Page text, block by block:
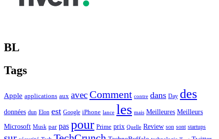
BL
Tags
Apple applications aux avec Comment contre dans Day des
données dun Elon est Google iPhone lance les mais Meilleures Meilleurs
Microsoft Musk par pas pour Prime prix Quelle Review son sont startups